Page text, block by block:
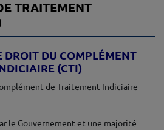
TRAITEMENT
DROIT DU COMPLÉMENT
(CTI)
de Traitement Indiciaire
le Gouvernement et une majorité